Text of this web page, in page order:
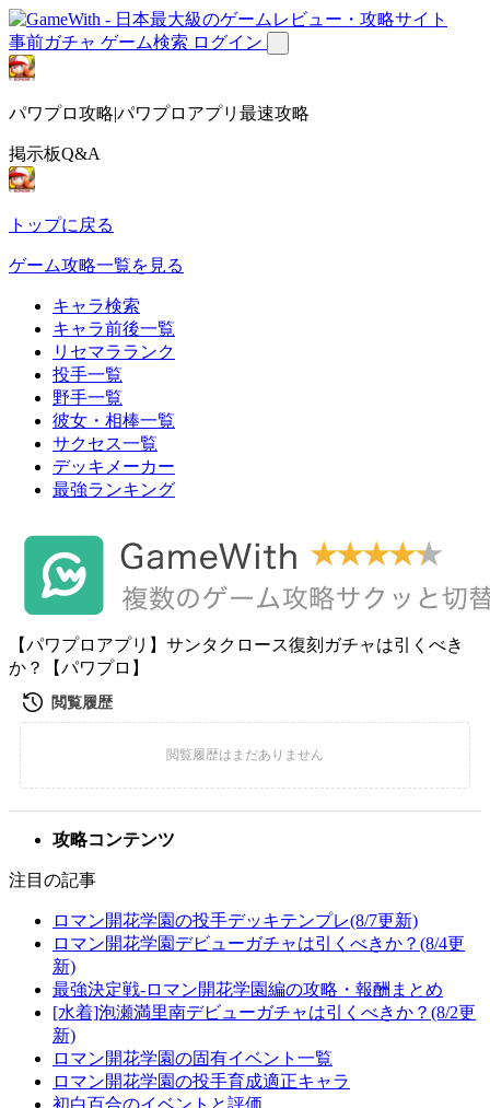
事前ガチャ ゲーム検索 ログイン
パワプロ攻略|パワプロアプリ最速攻略
掲示板Q&A
トップに戻る
ゲーム攻略一覧を見る
キャラ検索
キャラ前後一覧
リセマラランク
投手一覧
野手一覧
彼女・相棒一覧
サクセス一覧
デッキメーカー
最強ランキング
【パワプロアプリ】サンタクロース復刻ガチャは引くべき
か？【パワプロ】
攻略コンテンツ
注目の記事
ロマン開花学園の投手デッキテンプレ(8/7更新)
ロマン開花学園デビューガチャは引くべきか？(8/4更
新)
最強決定戦-ロマン開花学園編の攻略・報酬まとめ
[水着]泡瀬満里南デビューガチャは引くべきか？(8/2更
新)
ロマン開花学園の固有イベント一覧
ロマン開花学園の投手育成適正キャラ
初白百合のイベントと評価